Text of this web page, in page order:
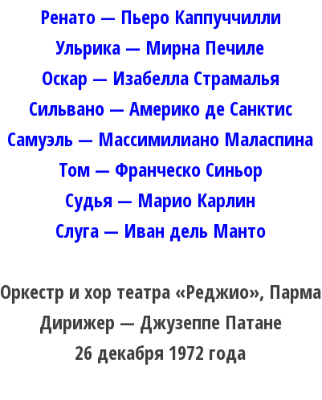
Ренато — Пьеро Каппуччилли
Ульрика — Мирна Печиле
Оскар — Изабелла Страмалья
Сильвано — Америко де Санктис
Самуэль — Массимилиано Маласпина
Том — Франческо Синьор
Судья — Марио Карлин
Слуга — Иван дель Манто
Оркестр и хор театра «Реджио», Парма
Дирижер — Джузеппе Патане
26 декабря 1972 года